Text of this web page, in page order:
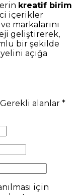
kreatif birim
içerikler
markalarını
geliştirerek,
bir şekilde
açığa
Gerekli alanlar *
için